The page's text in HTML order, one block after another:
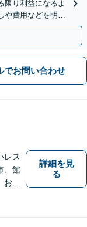
限り利益になるよ
費用などを明示
でお問い合わせ
レス
、館
気
料の
詳細を見
る